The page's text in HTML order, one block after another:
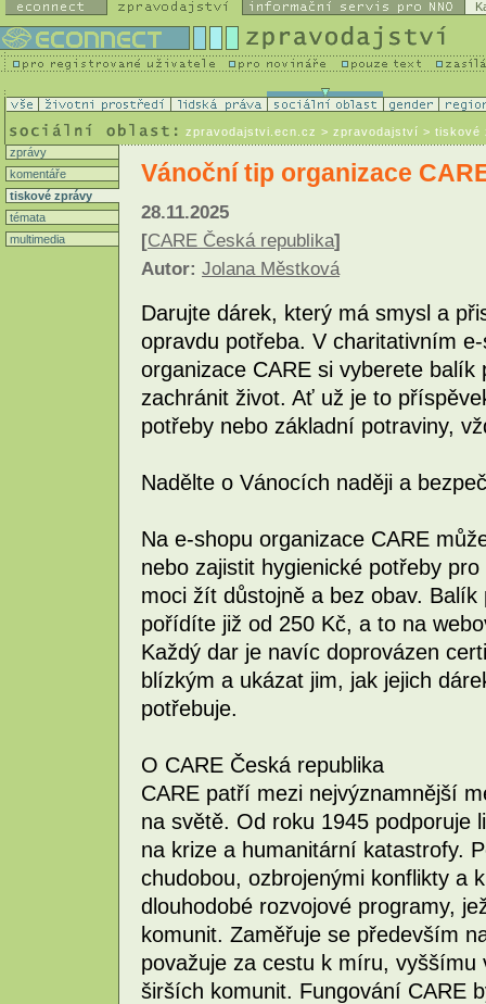
zpravodajstvi.ecn.cz > zpravodajství > tiskové
zprávy
komentáře
tiskové zprávy
témata
multimedia
Vánoční tip organizace
28.11.2025
[CARE Česká republika]
Autor: Jolana Městková
Darujte dárek, který má smysl a
opravdu potřeba. V charitativním
organizace CARE si vyberete
zachránit život. Ať už je to
potřeby nebo základní potraviny,
Nadělte o Vánocích naději a
Na e-shopu organizace CARE
nebo zajistit hygienické potřeby
moci žít důstojně a bez obav.
pořídíte již od 250 Kč, a to na
Každý dar je navíc doprovázen
blízkým a ukázat jim, jak jejich
potřebuje.
O CARE Česká republika
CARE patří mezi nejvýznamnější
na světě. Od roku 1945 podporuje
na krize a humanitární katastrofy.
chudobou, ozbrojenými konflikty a
dlouhodobé rozvojové programy,
komunit. Zaměřuje se především
považuje za cestu k míru,
širších komunit. Fungování CARE